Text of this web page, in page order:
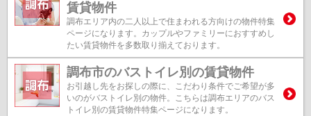
賃貸物件
調布エリア内の二人以上で住まわれる方向けの物件特集
ページになります。カップルやファミリーにおすすめし
たい賃貸物件を多数取り揃えております。
調布市のバストイレ別の賃貸物件
お引越し先をお探しの際に、こだわり条件でご希望が多
いのがバストイレ別の物件。こちらは調布エリアのバス
トイレ別の賃貸物件特集ページになります。